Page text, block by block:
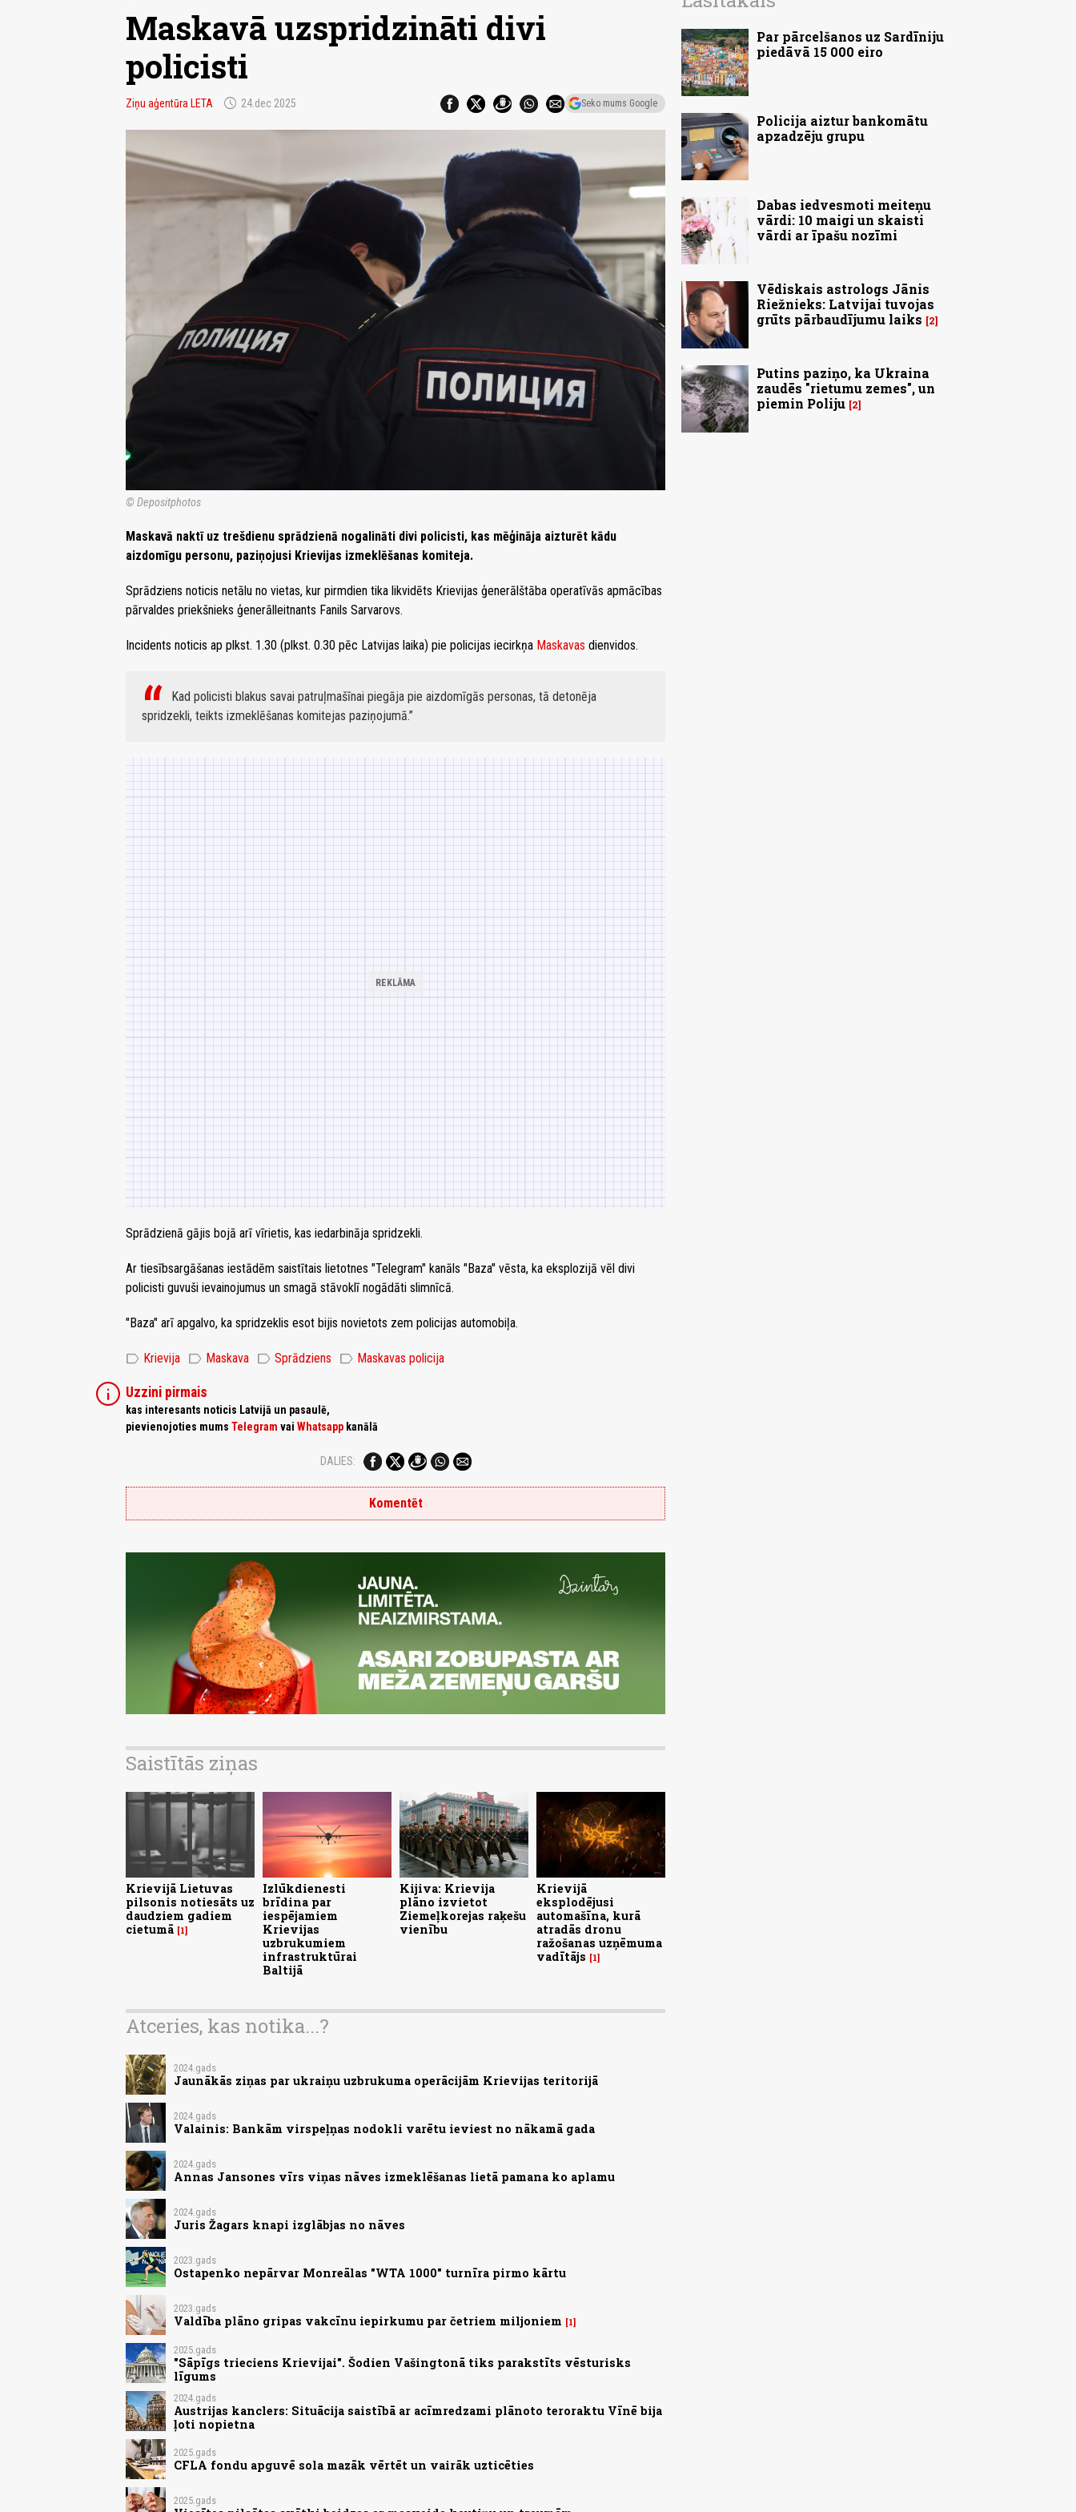
Maskavā uzspridzināti divi
policisti
Ziņu aģentūra LETA schedule 24.dec 2025 Seko mums Google
© Depositphotos
Maskavā naktī uz trešdienu sprādzienā nogalināti divi policisti, kas mēģināja aizturēt kādu
aizdomīgu personu, paziņojusi Krievijas izmeklēšanas komiteja.
Sprādziens noticis netālu no vietas, kur pirmdien tika likvidēts Krievijas ģenerālštāba operatīvās apmācības
pārvaldes priekšnieks ģenerālleitnants Fanils Sarvarovs.
Incidents noticis ap plkst. 1.30 (plkst. 0.30 pēc Latvijas laika) pie policijas iecirkņa Maskavas dienvidos.
Kad policisti blakus savai patruļmašīnai piegāja pie aizdomīgās personas, tā detonēja
spridzekli, teikts izmeklēšanas komitejas paziņojumā.
Sprādzienā gājis bojā arī vīrietis, kas iedarbināja spridzekli.
Ar tiesībsargāšanas iestādēm saistītais lietotnes "Telegram" kanāls "Baza" vēsta, ka eksplozijā vēl divi
policisti guvuši ievainojumus un smagā stāvoklī nogādāti slimnīcā.
"Baza" arī apgalvo, ka spridzeklis esot bijis novietots zem policijas automobiļa.
label Krievija label Maskava label Sprādziens label Maskavas policija
info Uzzini pirmais
kas interesants noticis Latvijā un pasaulē,
pievienojoties mums Telegram vai Whatsapp kanālā
DALIES:
Komentēt
Saistītās ziņas
Krievijā Lietuvas
pilsonis notiesāts uz
daudziem gadiem
cietumā 1
Izlūkdienesti
brīdina par
iespējamiem
Krievijas
uzbrukumiem
infrastruktūrai
Baltijā
Kijiva: Krievija
plāno izvietot
Ziemeļkorejas raķešu
vienību
Krievijā
eksplodējusi
automašīna, kurā
atradās dronu
ražošanas uzņēmuma
vadītājs
1
Atceries, kas notika...?
2024.gads
Jaunākās ziņas par ukraiņu uzbrukuma operācijām Krievijas teritorijā
2024.gads
Valainis: Bankām virspeļņas nodokli varētu ieviest no nākamā gada
2024.gads
Annas Jansones vīrs viņas nāves izmeklēšanas lietā pamana ko aplamu
2024.gads
Juris Žagars knapi izglābjas no nāves
2023.gads
Ostapenko nepārvar Monreālas "WTA 1000" turnīra pirmo kārtu
2023.gads
Valdība plāno gripas vakcīnu iepirkumu par četriem miljoniem 1
2025.gads
"Sāpīgs trieciens Krievijai". Šodien Vašingtonā tiks parakstīts vēsturisks
līgums
2024.gads
Austrijas kanclers: Situācija saistībā ar acīmredzami plānoto teroraktu Vīnē bija
ļoti nopietna
2025.gads
CFLA fondu apguvē sola mazāk vērtēt un vairāk uzticēties
2025.gads
Par pārcelšanos uz Sardīniju
piedāvā 15 000 eiro
Policija aiztur bankomātu
apzadzēju grupu
Dabas iedvesmoti meiteņu
vārdi: 10 maigi un skaisti
vārdi ar īpašu nozīmi
Vēdiskais astrologs Jānis
Riežnieks: Latvijai tuvojas
grūts pārbaudījumu laiks
2
Putins paziņo, ka Ukraina
zaudēs "rietumu zemes", un
piemin Poliju 2